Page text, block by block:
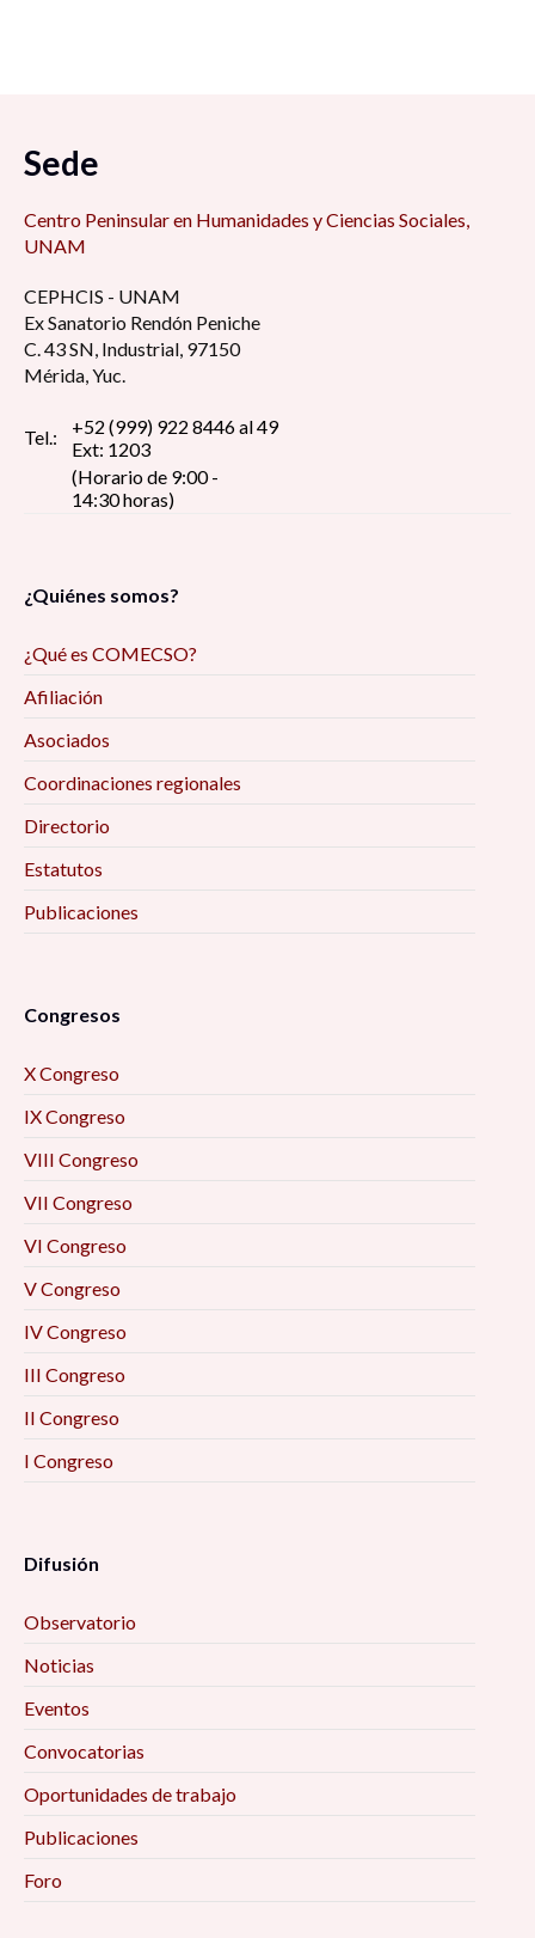
Sede
Centro Peninsular en Humanidades y Ciencias Sociales,
UNAM
CEPHCIS - UNAM
Ex Sanatorio Rendón Peniche
C. 43 SN, Industrial, 97150
Mérida, Yuc.
Tel.:
+52 (999) 922 8446 al 49
Ext: 1203
(Horario de 9:00 -
14:30 horas)
¿Quiénes somos?
¿Qué es COMECSO?
Afiliación
Asociados
Coordinaciones regionales
Directorio
Estatutos
Publicaciones
Congresos
X Congreso
IX Congreso
VIII Congreso
VII Congreso
VI Congreso
V Congreso
IV Congreso
III Congreso
II Congreso
I Congreso
Difusión
Observatorio
Noticias
Eventos
Convocatorias
Oportunidades de trabajo
Publicaciones
Foro